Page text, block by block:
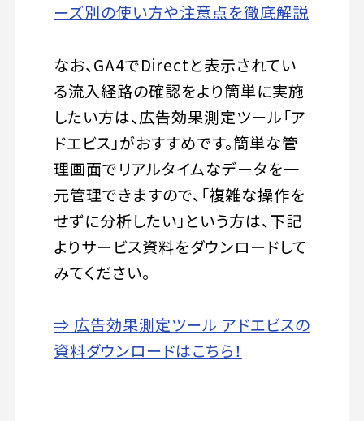
ーズ別の使い方や注意点を徹底解説
なお、GA4でDirectと表示されてい
る流入経路の確認をより簡単に実施
したい方は、広告効果測定ツール「ア
ドエビス」がおすすめです。簡単な管
理画面でリアルタイムなデータを一
元管理できますので、「複雑な操作を
せずに分析したい」という方は、下記
よりサービス資料をダウンロードして
みてください。
⇒ 広告効果測定ツール アドエビスの
資料ダウンロードはこちら！